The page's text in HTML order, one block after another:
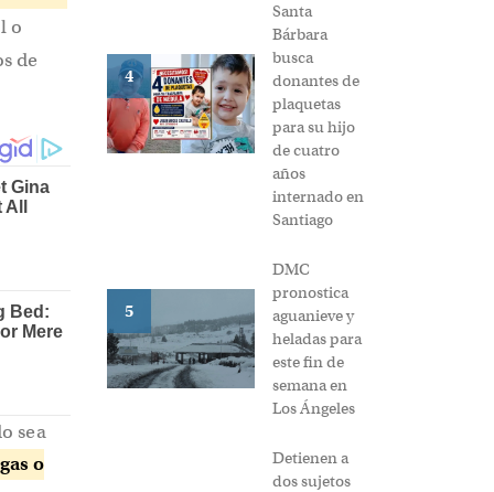
o
de
sea
o
4
Santa
Bárbara
busca
donantes de
plaquetas
para su hijo
de cuatro
años
internado en
Santiago
5
DMC
pronostica
aguanieve y
heladas para
este fin de
semana en
Los Ángeles
Detienen a
dos sujetos